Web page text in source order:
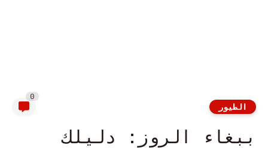
الطيور
0
ببغاء الروز: دليلك